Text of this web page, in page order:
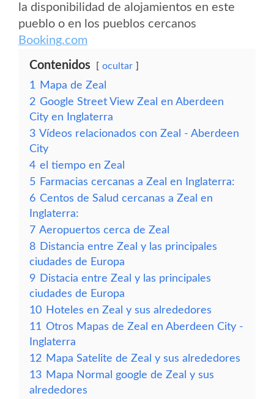
la disponibilidad de alojamientos en este
pueblo o en los pueblos cercanos
Booking.com
Contenidos ocultar
1
Mapa de Zeal
2 Google Street View Zeal en Aberdeen
City en Inglaterra
3 Vídeos relacionados con Zeal - Aberdeen
City
4 el tiempo en Zeal
5 Farmacias cercanas a Zeal en Inglaterra:
6 Centos de Salud cercanas a Zeal en
Inglaterra:
7 Aeropuertos cerca de Zeal
8 Distancia entre Zeal y las principales
ciudades de Europa
9 Distacia entre Zeal y las principales
ciudades de Europa
10 Hoteles en Zeal y sus alrededores
11 Otros Mapas de Zeal en Aberdeen City -
Inglaterra
12 Mapa Satelite de Zeal y sus alrededores
13 Mapa Normal google de Zeal y sus
alrededores